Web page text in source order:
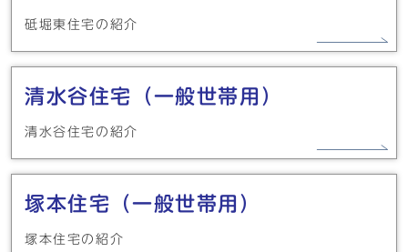
砥堀東住宅の紹介
清水谷住宅（一般世帯用）
清水谷住宅の紹介
塚本住宅（一般世帯用）
塚本住宅の紹介